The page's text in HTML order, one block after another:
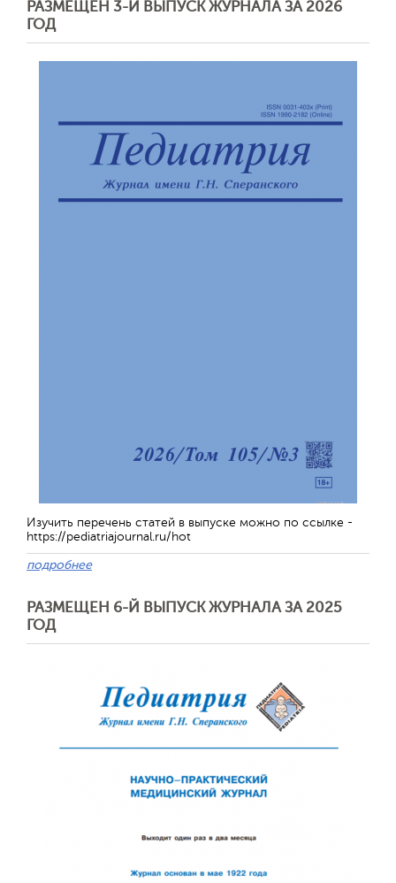
РАЗМЕЩЕН 3-Й ВЫПУСК ЖУРНАЛА ЗА 2026
ГОД
Изучить перечень статей в выпуске можно по ссылке -
https://pediatriajournal.ru/hot
подробнее
РАЗМЕЩЕН 6-Й ВЫПУСК ЖУРНАЛА ЗА 2025
ГОД
Отправить